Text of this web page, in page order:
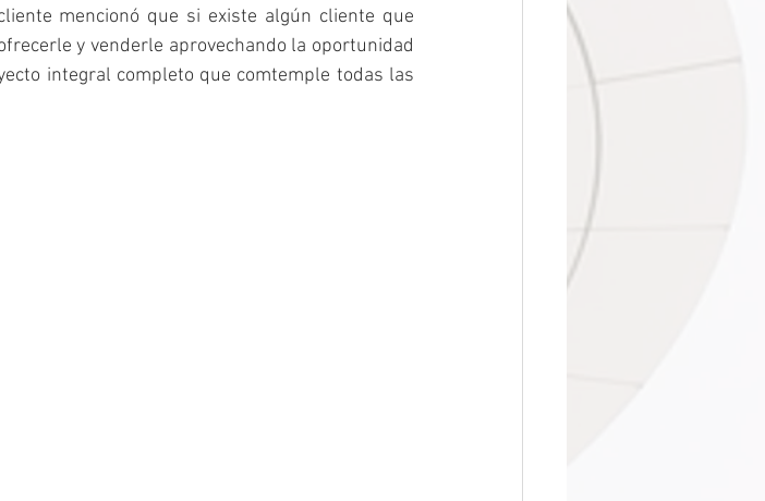
mencionó que si existe algún cliente que
y venderle aprovechando la oportunidad
integral completo que comtemple todas las